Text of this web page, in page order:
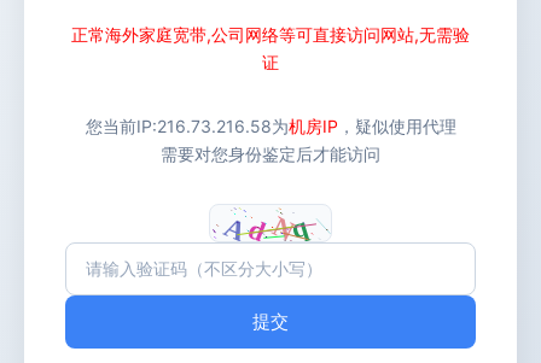
正常海外家庭宽带,公司网络等可直接访问网站,无需验
证
您当前IP:216.73.216.58为机房IP ，疑似使用代理
需要对您身份鉴定后才能访问
提交